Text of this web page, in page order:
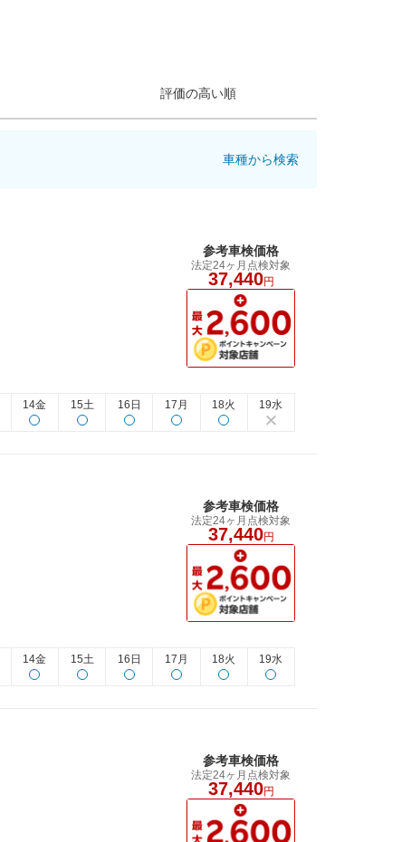
評価の高い順
車種から検索
参考車検価格
法定24ヶ月点検対象
37,440円
14金 15土 16日 17月 18火 19水
参考車検価格
法定24ヶ月点検対象
37,440円
14金 15土 16日 17月 18火 19水
参考車検価格
法定24ヶ月点検対象
37,440円